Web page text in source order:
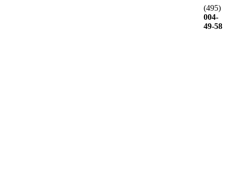
(495)
004-
49-58